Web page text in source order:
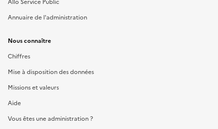
Allo Service Public
Annuaire de l'administration
Nous connaître
Chiffres
Mise à disposition des données
Missions et valeurs
Aide
Vous êtes une administration ?